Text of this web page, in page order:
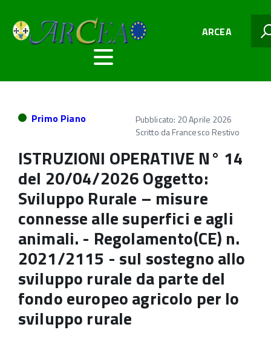
ARCEA
Primo Piano
Pubblicato: 20 Aprile 2026
Scritto daFrancesco Restivo
ISTRUZIONI OPERATIVE N° 14
del 20/04/2026 Oggetto:
Sviluppo Rurale – misure
connesse alle superfici e agli
animali. - Regolamento(CE) n.
2021/2115 - sul sostegno allo
sviluppo rurale da parte del
fondo europeo agricolo per lo
sviluppo rurale